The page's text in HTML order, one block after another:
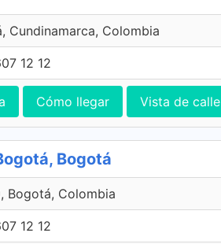
Cundinamarca, Colombia
12 12
Cómo llegar Vista de calle
Bogotá
Bogotá, Colombia
12 12